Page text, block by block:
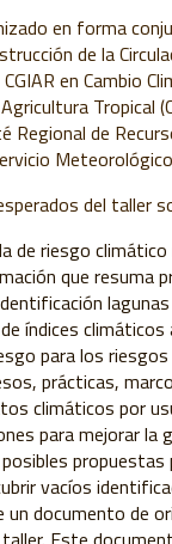
en forma
de la
en Cambio
Tropical (
Regional de
del taller
de riesgo
que resuma
índices
para los
prácticas,
climáticos por
para mejorar
vacíos
un documento de